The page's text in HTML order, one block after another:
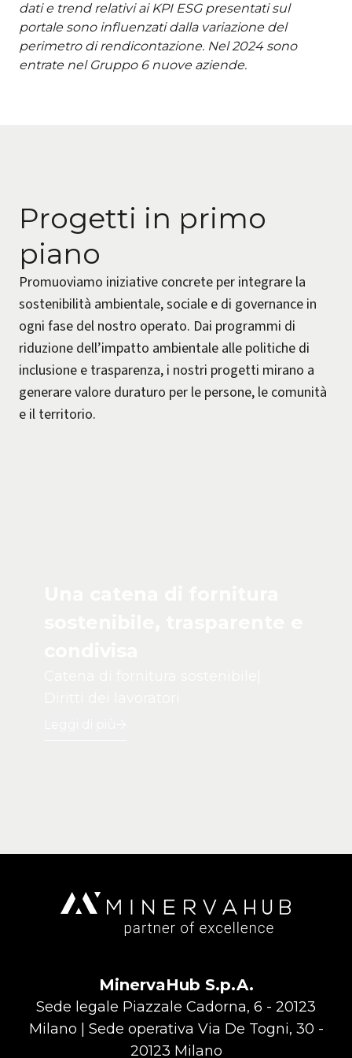
dati e trend relativi ai KPI ESG presentati sul
portale sono influenzati dalla variazione del
perimetro di rendicontazione. Nel 2024 sono
entrate nel Gruppo 6 nuove aziende.
Progetti in primo
piano
Promuoviamo iniziative concrete per integrare la
sostenibilità ambientale, sociale e di governance in
ogni fase del nostro operato. Dai programmi di
riduzione dell’impatto ambientale alle politiche di
inclusione e trasparenza, i nostri progetti mirano a
generare valore duraturo per le persone, le comunità
e il territorio.
MinervaHub S.p.A.
Sede legale Piazzale Cadorna, 6 - 20123
Milano | Sede operativa Via De Togni, 30 -
20123 Milano